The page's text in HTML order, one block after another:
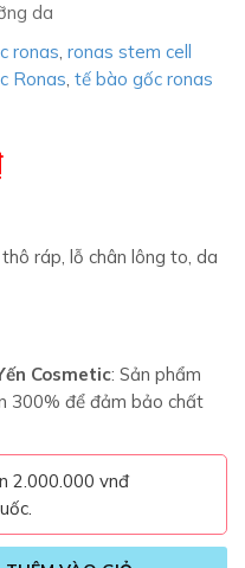
da
ronas, ronas stem cell
Ronas, tế bào gốc ronas
ráp, lỗ chân lông to, da
Cosmetic: Sản phẩm
300% để đảm bảo chất
2.000.000 vnđ